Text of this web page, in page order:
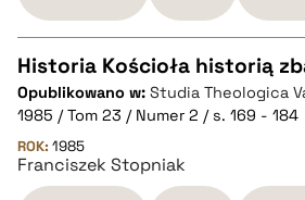
pobierz cytat
CZYSTY TEKST
pobierz cytat
Historia Kościoła historią
Opublikowano w: Studia Theologica
1985 / Tom 23 / Numer 2 / s. 169 - 184
ROK: 1985
Franciszek Stopniak